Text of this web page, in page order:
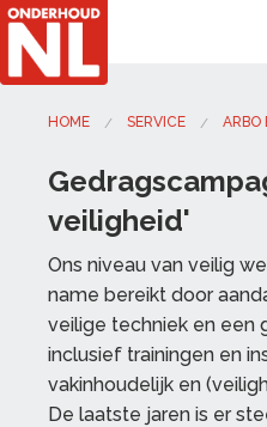
HOME SERVICE ARBO
veiligheid'
Ons niveau van veilig
name bereikt door
veilige techniek en een
inclusief trainingen en
vakinhoudelijk en
De laatste jaren is er